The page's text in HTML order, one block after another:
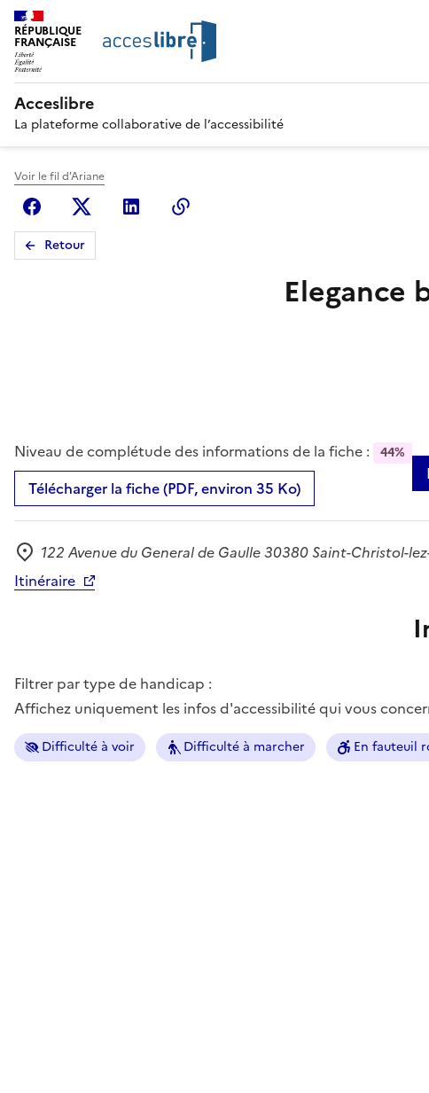
RÉPUBLIQUE
FRANÇAISE
Acceslibre
La plateforme collaborative de l’accessibilité
Voir le fil d'Ariane
FacebookX (anciennement Twitter)
Linkedin
Retour
Elegance
Niveau de complétude des informations de la fiche : 44%
Télécharger la fiche (PDF, environ 35 Ko)
Adresse
122 Avenue du General de Gaulle 30380 Saint-Christol-
Itinéraire
Filtrer par type de handicap :
Affichez uniquement les infos d'accessibilité qui vous
Difficulté à voir Difficulté à marcher En fauteuil